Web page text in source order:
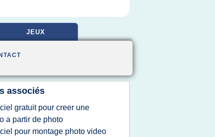
JEUX
associés
gratuit pour creer une
a partir de photo
pour montage photo video